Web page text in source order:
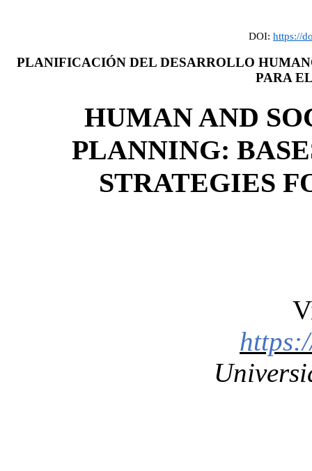
DOI: https://
PLANIFICACIÓN DEL DESARROLLO
PARA
HUMAN AND
PLANNING:
STRATEGIES